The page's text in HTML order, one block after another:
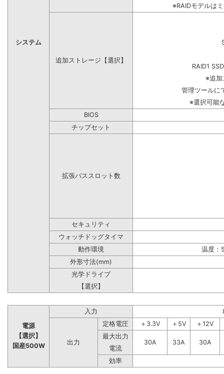
システム
※RAIDモデルは
追加ストレージ【選択】
RAID1
※追加
管理ツールに
※選択可能
BIOS
チップセット
拡張バススロット数
セキュリティ
ウォッチドッグタイマ
動作環境
温度：
外形寸法(mm)
光学ドライブ
【選択】
電源
【選択】
国産500W
入力
出力
定格電圧 ＋3.3V ＋5V
＋12V
最大出力
30A
33A
30A
電流
効率